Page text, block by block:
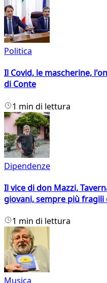
Politica
Il Covid, le mascherine,
di Conte
1 min di lettura
Dipendenze
Il vice di don Mazzi,
giovani, sempre più fragili
1 min di lettura
Musica